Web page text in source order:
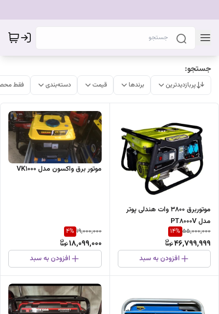
جستجو:
پربازدیدترین برندها قیمت دسته‌بندی فقط
موتوربرق ۳۸۰۰ وات هندلی پوتر
مدل PT8000V
55,000,000
14%
46,799,999
افزودن به سبد
موتور برق واکسون مدل VK1000
19,000,000
4%
18,099,000
افزودن به سبد